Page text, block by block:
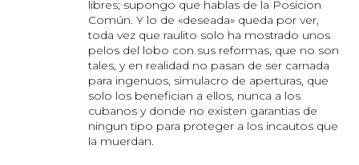
libres; supongo que hablas de la Posicion
Común. Y lo de «deseada» queda por ver,
toda vez que raulito solo ha mostrado unos
pelos del lobo con sus reformas, que no son
tales, y en realidad no pasan de ser carnada
para ingenuos, simulacro de aperturas, que
solo los benefician a ellos, nunca a los
cubanos y donde no existen garantias de
ningun tipo para proteger a los incautos que
la muerdan.